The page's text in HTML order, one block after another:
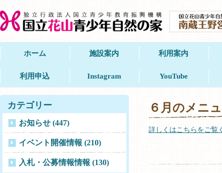
ホーム 施設案内 利用案内
利用申込 Instagram YouTube
６月のメニ
詳しくはこちらをご覧
カテゴリー
お知らせ (447)
イベント開催情報 (210)
入札・公募情報情報 (130)